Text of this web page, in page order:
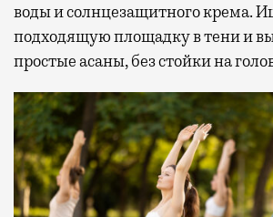
воды и солнцезащитного крема.
подходящую площадку в тени и
простые асаны, без стойки на